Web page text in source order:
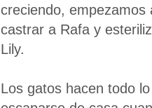
creciendo, empezamos
castrar a Rafa y
Lily.
Los gatos hacen todo